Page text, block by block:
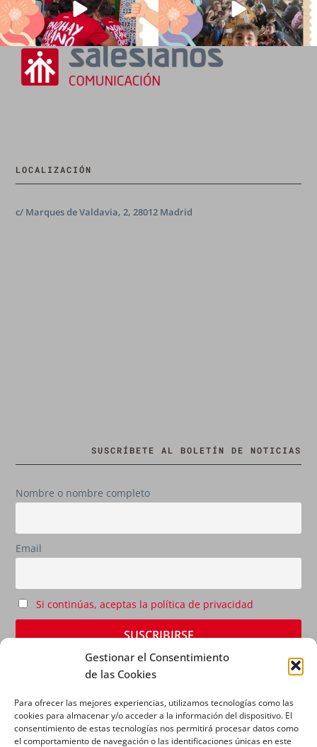
Gestionar el Consentimiento
de las Cookies
Para ofrecer las mejores experiencias, utilizamos tecnologías como las
cookies para almacenar y/o acceder a la información del dispositivo. El
consentimiento de estas tecnologías nos permitirá procesar datos como
el comportamiento de navegación o las identificaciones únicas en este
LOCALIZACIÓN
c/ Marques de Valdavia, 2, 28012 Madrid
SUSCRÍBETE AL BOLETÍN DE NOTICIAS
Nombre o nombre completo
Email
Si continúas, aceptas la política de privacidad